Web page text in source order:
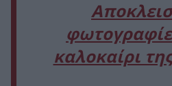
καλοκαίρι